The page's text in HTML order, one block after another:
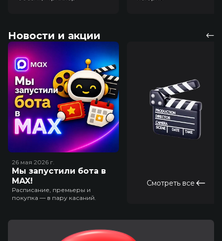
Новости и акции
26 мая 2026 г.
Мы запустили бота в
MAX!
Расписание, премьеры и
покупка — в пару касаний.
Смотреть все